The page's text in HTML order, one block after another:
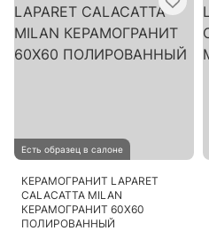
Есть образец в салоне
КЕРАМОГРАНИТ LAPARET
CALACATTA MILAN
КЕРАМОГРАНИТ 60Х60
ПОЛИРОВАННЫЙ